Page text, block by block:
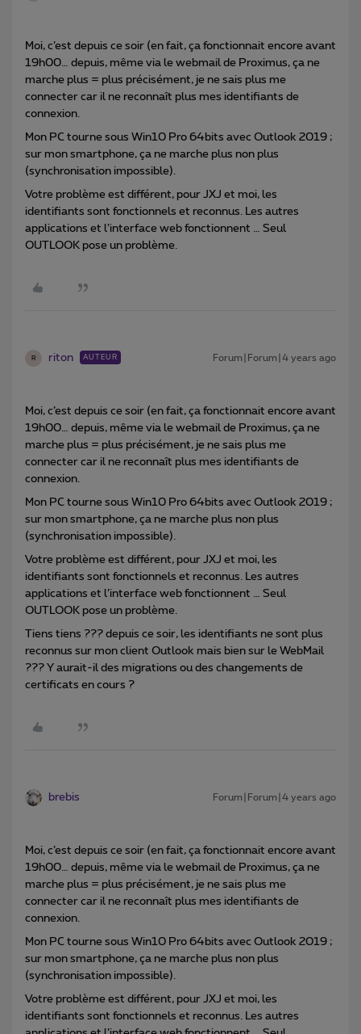
Moi, c’est depuis ce soir (en fait, ça fonctionnait encore avant
19h00… depuis, même via le webmail de Proximus, ça ne
marche plus = plus précisément, je ne sais plus me
connecter car il ne reconnaît plus mes identifiants de
connexion.
Mon PC tourne sous Win10 Pro 64bits avec Outlook 2019 ;
sur mon smartphone, ça ne marche plus non plus
(synchronisation impossible).
Votre problème est différent, pour JXJ et moi, les
identifiants sont fonctionnels et reconnus. Les autres
applications et l’interface web fonctionnent … Seul
OUTLOOK pose un problème.
R riton AUTEUR Forum|Forum|4 years ago
Moi, c’est depuis ce soir (en fait, ça fonctionnait encore avant
19h00… depuis, même via le webmail de Proximus, ça ne
marche plus = plus précisément, je ne sais plus me
connecter car il ne reconnaît plus mes identifiants de
connexion.
Mon PC tourne sous Win10 Pro 64bits avec Outlook 2019 ;
sur mon smartphone, ça ne marche plus non plus
(synchronisation impossible).
Votre problème est différent, pour JXJ et moi, les
identifiants sont fonctionnels et reconnus. Les autres
applications et l’interface web fonctionnent … Seul
OUTLOOK pose un problème.
Tiens tiens ??? depuis ce soir, les identifiants ne sont plus
reconnus sur mon client Outlook mais bien sur le WebMail
??? Y aurait-il des migrations ou des changements de
certificats en cours ?
brebis Forum|Forum|4 years ago
Moi, c’est depuis ce soir (en fait, ça fonctionnait encore avant
19h00… depuis, même via le webmail de Proximus, ça ne
marche plus = plus précisément, je ne sais plus me
connecter car il ne reconnaît plus mes identifiants de
connexion.
Mon PC tourne sous Win10 Pro 64bits avec Outlook 2019 ;
sur mon smartphone, ça ne marche plus non plus
(synchronisation impossible).
Votre problème est différent, pour JXJ et moi, les
identifiants sont fonctionnels et reconnus. Les autres